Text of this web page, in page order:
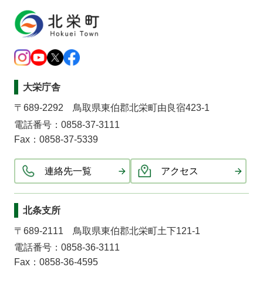
大栄庁舎
〒689-2292 鳥取県東伯郡北栄町由良宿423-1
電話番号：0858-37-3111
Fax：0858-37-5339
連絡先一覧 アクセス
北条支所
〒689-2111 鳥取県東伯郡北栄町土下121-1
電話番号：0858-36-3111
Fax：0858-36-4595